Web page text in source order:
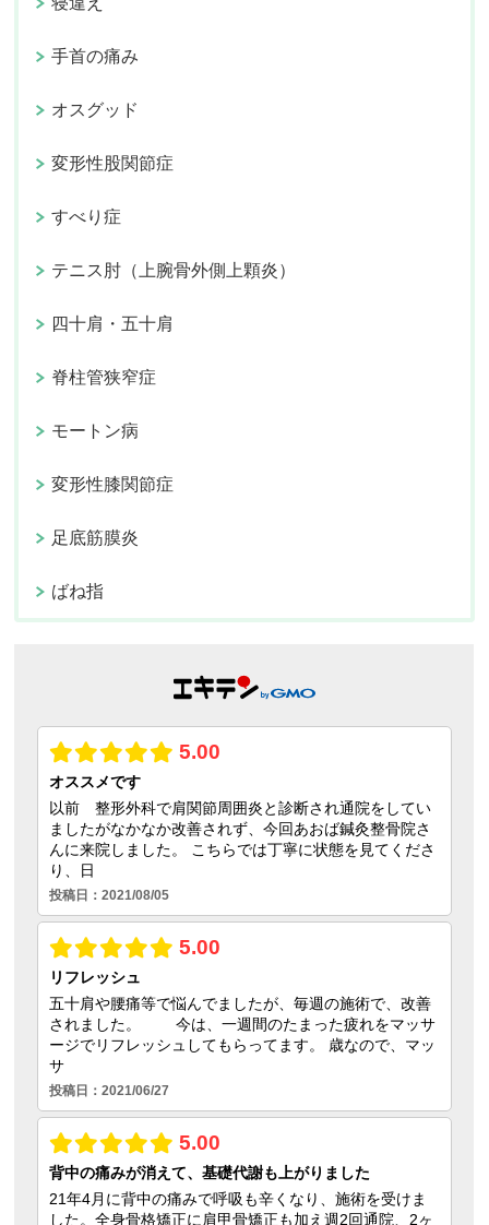
手首の痛み
オスグッド
変形性股関節症
すべり症
テニス肘（上腕骨外側上顆炎）
四十肩・五十肩
脊柱管狭窄症
モートン病
変形性膝関節症
足底筋膜炎
ばね指